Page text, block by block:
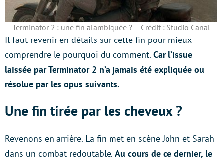
Terminator 2 : une fin alambiquée ? – Crédit : Studio Canal
Il faut revenir en détails sur cette fin pour mieux
comprendre le pourquoi du comment. Car l’issue
laissée par Terminator 2 n’a jamais été expliquée ou
résolue par les opus suivants.
Une fin tirée par les cheveux ?
Revenons en arrière. La fin met en scène John et Sarah
dans un combat redoutable. Au cours de ce dernier, le